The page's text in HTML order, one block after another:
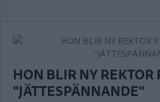
HON BLIR NY REKTOR
"JÄTTESPÄNNANDE"